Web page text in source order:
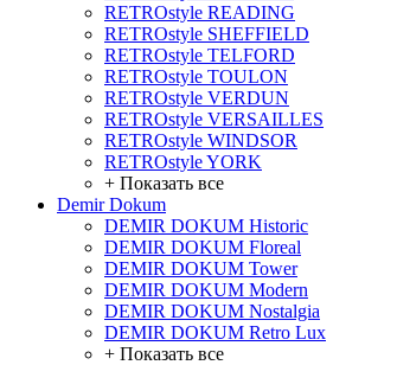
RETROstyle READING
RETROstyle SHEFFIELD
RETROstyle TELFORD
RETROstyle TOULON
RETROstyle VERDUN
RETROstyle VERSAILLES
RETROstyle WINDSOR
RETROstyle YORK
+ Показать все
Demir Dokum
DEMIR DOKUM Historic
DEMIR DOKUM Floreal
DEMIR DOKUM Tower
DEMIR DOKUM Modern
DEMIR DOKUM Nostalgia
DEMIR DOKUM Retro Lux
+ Показать все